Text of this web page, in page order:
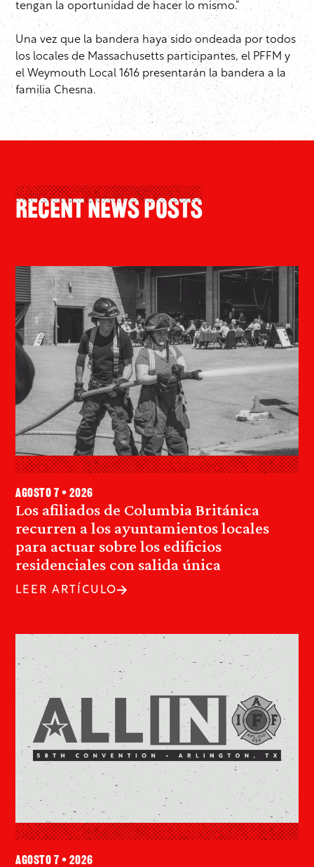
tengan la oportunidad de hacer lo mismo.”
Una vez que la bandera haya sido ondeada por todos
los locales de Massachusetts participantes, el PFFM y
el Weymouth Local 1616 presentarán la bandera a la
familia Chesna.
Recent News Posts
Los afiliados de Columbia Británica
recurren a los ayuntamientos locales
para actuar sobre los edificios
residenciales con salida única
agosto 7 • 2026
LEER ARTÍCULO
agosto 7 • 2026